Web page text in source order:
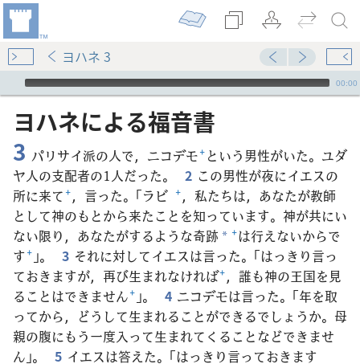
ヨハネ 3
Audio Player
00:00
ヨハネ​に​よる​福音​書
3 パリサイ派の人で，ニコデモ+という男性がいた。ユダ
ヤ人の支配者の1人だった。
2 この男性が夜にイエスの
所に来て+，言った。「ラビ +，私たちは，あなたが教師
として神のもとから来たことを知っています。神が共にい
ない限り，あなたがするような奇跡 * +は行えないからで
す+ 」。 3 それに対してイエスは言った。「はっきり言っ
ておきますが，再び生まれなければ+，誰も神の王国を見
ることはできません+ 」。 4 ニコデモは言った。「年を取
ってから，どうして生まれることができるでしょうか。母
親の腹にもう一度入って生まれてくることなどできませ
ん」。
5 イエスは答えた。「はっきり言っておきます